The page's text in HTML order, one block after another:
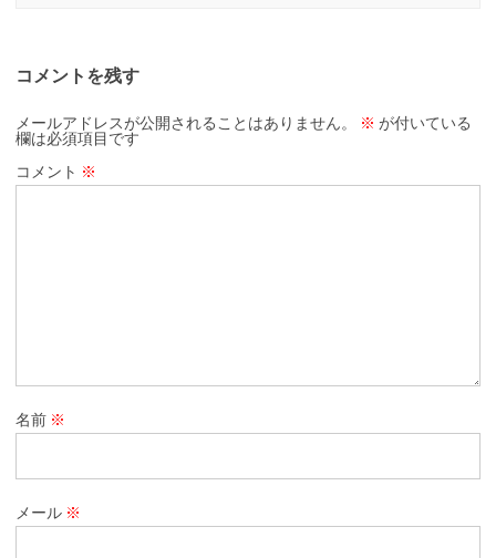
コメントを残す
メールアドレスが公開されることはありません。 ※ が付いている
欄は必須項目です
コメント ※
名前 ※
メール ※